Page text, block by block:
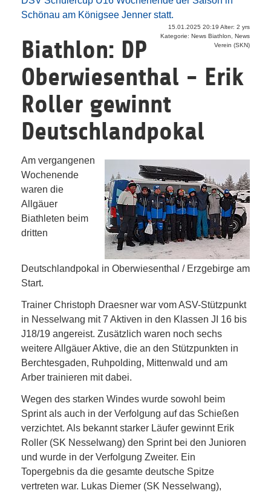
Schönau am Königsee Jenner statt.
15.01.2025 20:19 Alter: 2 yrs
Kategorie: News Biathlon, News
Verein (SKN)
Biathlon: DP
Oberwiesenthal - Erik
Roller gewinnt
Deutschlandpokal
Am vergangenen
Wochenende
waren die
Allgäuer
Biathleten beim
dritten
Deutschlandpokal in Oberwiesenthal / Erzgebirge am
Start.
Trainer Christoph Draesner war vom ASV-Stützpunkt
in Nesselwang mit 7 Aktiven in den Klassen JI 16 bis
J18/19 angereist. Zusätzlich waren noch sechs
weitere Allgäuer Aktive, die an den Stützpunkten in
Berchtesgaden, Ruhpolding, Mittenwald und am
Arber trainieren mit dabei.
Wegen des starken Windes wurde sowohl beim
Sprint als auch in der Verfolgung auf das Schießen
verzichtet. Als bekannt starker Läufer gewinnt Erik
Roller (SK Nesselwang) den Sprint bei den Junioren
und wurde in der Verfolgung Zweiter. Ein
Topergebnis da die gesamte deutsche Spitze
vertreten war. Lukas Diemer (SK Nesselwang),